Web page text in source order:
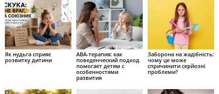
Як нудьга сприяє
розвитку дитини
ABA-терапия: как
поведенческий подход
помогает детям с
особенностями
развития
Заборона на жадібність:
чому це може
спричинити серйозні
проблеми?